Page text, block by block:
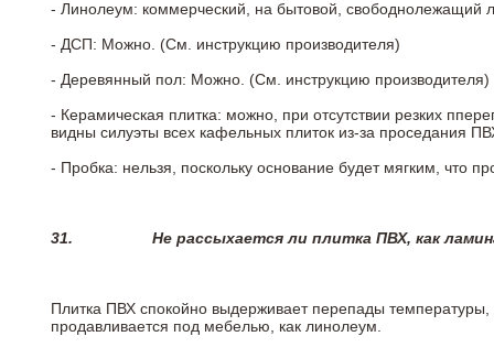
- Линолеум: коммерческий, на бытовой, свободнолежащий
- ДСП: Можно. (См. инструкцию производителя)
- Деревянный пол: Можно. (См. инструкцию производителя)
- Керамическая плитка: можно, при отсутствии резких
видны силуэты всех кафельных плиток из-за проседания
- Пробка: нельзя, поскольку основание будет мягким, что
31. Не рассыхается ли плитка ПВХ, как
Плитка ПВХ спокойно выдерживает перепады температуры,
продавливается под мебелью, как линолеум.